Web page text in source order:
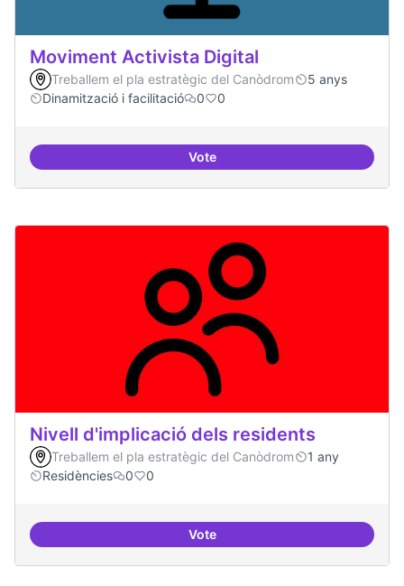
Moviment Activista Digital
Treballem el pla estratègic del Canòdrom
5 anys
Dinamització i facilitació
0 0
VoteMoviment Activista Digital
Nivell d'implicació dels residents
Treballem el pla estratègic del Canòdrom
1 any
Residències
0 0
VoteNivell d'implicació dels residents